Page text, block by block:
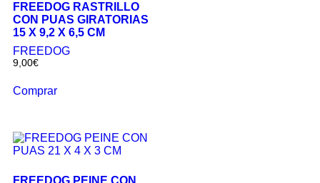
FREEDOG RASTRILLO
CON PUAS GIRATORIAS
15 X 9,2 X 6,5 CM
FREEDOG
9,00€
Comprar
FREEDOG PEINE CON